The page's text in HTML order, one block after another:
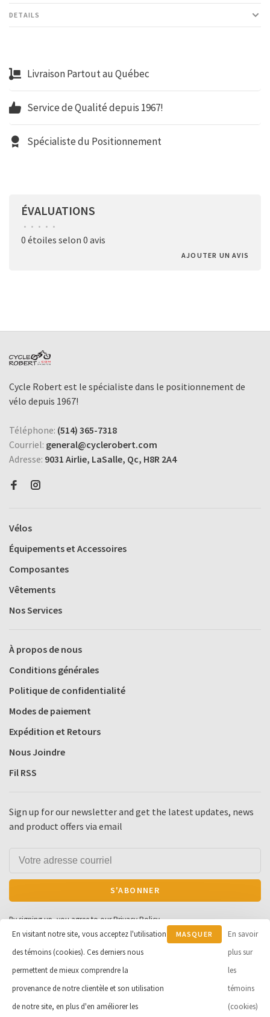
DETAILS
Livraison Partout au Québec
Service de Qualité depuis 1967!
Spécialiste du Positionnement
ÉVALUATIONS
• • • • •
0 étoiles selon 0 avis
AJOUTER UN AVIS
Cycle Robert est le spécialiste dans le positionnement de
vélo depuis 1967!
Téléphone: (514) 365-7318
Courriel: general@cyclerobert.com
Adresse: 9031 Airlie, LaSalle, Qc, H8R 2A4
Vélos
Équipements et Accessoires
Composantes
Vêtements
Nos Services
À propos de nous
Conditions générales
Politique de confidentialité
Modes de paiement
Expédition et Retours
Nous Joindre
Fil RSS
Sign up for our newsletter and get the latest updates, news
and product offers via email
S'ABONNER
By signing up, you agree to our Privacy Policy.
© Copyright 2026 Cycle et Sports
- Theme byHuysmans.me
En visitant notre site, vous acceptez l'utilisation
des témoins (cookies). Ces derniers nous
permettent de mieux comprendre la
provenance de notre clientèle et son utilisation
de notre site, en plus d'en améliorer les
MASQUER
En savoir
plus sur
les
témoins
(cookies)